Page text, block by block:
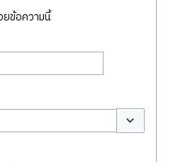
ข้อความนี้
สลับตัวเลือก